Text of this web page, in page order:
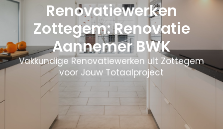
Renovatiewerken
Zottegem: Renovatie
Aannemer BWK
Vakkundige Renovatiewerken uit Zottegem
voor Jouw Totaalproject